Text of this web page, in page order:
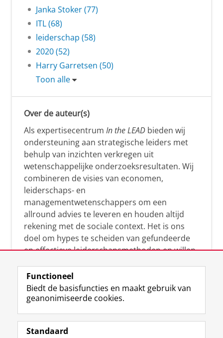
Janka Stoker (77)
ITL (68)
leiderschap (58)
2020 (52)
Harry Garretsen (50)
Toon alle
Over de auteur(s)
Als expertisecentrum In the LEAD bieden wij
ondersteuning aan strategische leiders met
behulp van inzichten verkregen uit
wetenschappelijke onderzoeksresultaten. Wij
combineren de visies van economen,
leiderschaps- en
managementwetenschappers om een
allround advies te leveren en houden altijd
rekening met de sociale context. Het is ons
doel om hypes te scheiden van gefundeerde
en effectieve leiderschapsmethoden en willen
manier te reageren op economische en
maatschappelijke kwesties. Samen tillen wij
het leiderschap in uw organisatie naar een
Functioneel
Biedt de basisfuncties en maakt gebruik van
geanonimiseerde cookies.
Standaard